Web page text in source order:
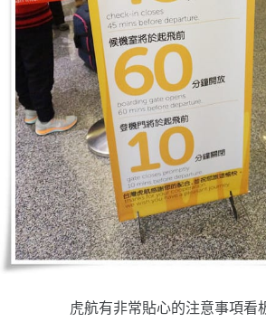
虎航有非常貼心的注意事項看